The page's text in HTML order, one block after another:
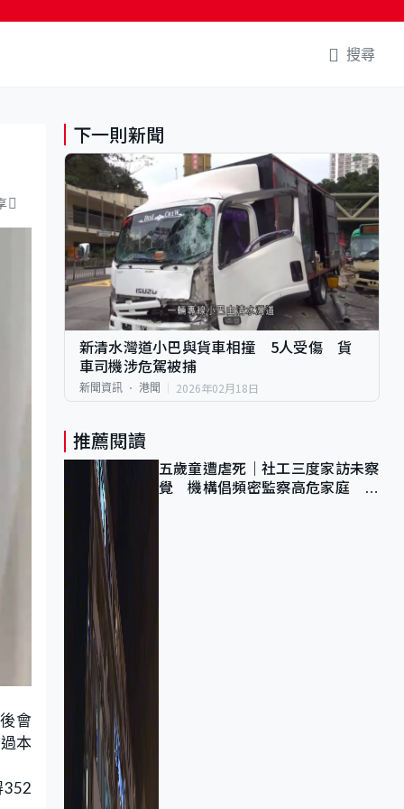
搜尋
會
本
352
下一則新聞
新清水灣道小巴與貨車相撞 5人受傷 貨
車司機涉危駕被捕
新聞資訊 港聞 2026年02月18日
推薦閱讀
五歲童遭虐死｜社工三度家訪未察
覺 機構倡頻密監察高危家庭 管